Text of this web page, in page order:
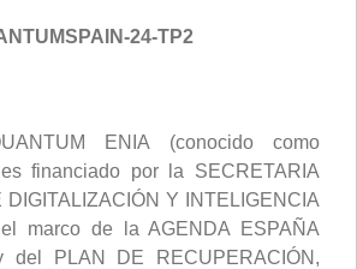
24-TP2
ENIA (conocido como
financiado por la SECRETARIA
DIGITALIZACIÓN Y INTELIGENCIA
marco de la AGENDA ESPAÑA
del PLAN DE RECUPERACIÓN,